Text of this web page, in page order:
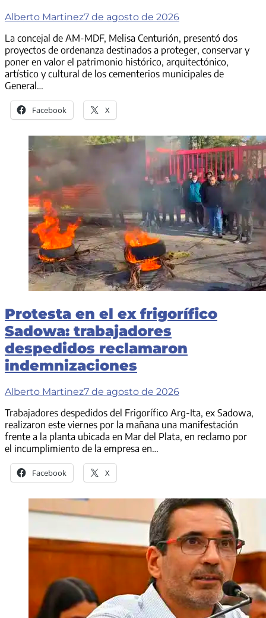
Alberto Martinez7 de agosto de 2026
La concejal de AM-MDF, Melisa Centurión, presentó dos
proyectos de ordenanza destinados a proteger, conservar y
poner en valor el patrimonio histórico, arquitectónico,
artístico y cultural de los cementerios municipales de
General…
Facebook X
Protesta en el ex frigorífico
Sadowa: trabajadores
despedidos reclamaron
indemnizaciones
Alberto Martinez7 de agosto de 2026
Trabajadores despedidos del Frigorífico Arg-Ita, ex Sadowa,
realizaron este viernes por la mañana una manifestación
frente a la planta ubicada en Mar del Plata, en reclamo por
el incumplimiento de la empresa en…
Facebook X